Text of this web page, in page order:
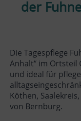
der
Die Tagespflege
Anhalt“ im Ortsteil
und ideal für
Köthen,
von Bernburg.